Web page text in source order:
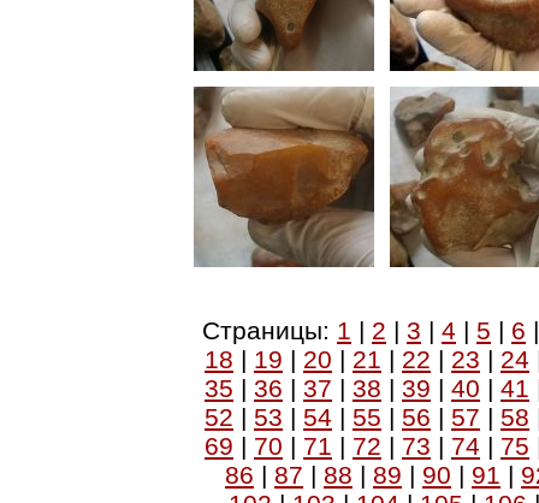
Страницы: 1 | 2 | 3 | 4 | 5 | 6
18 | 19 | 20 | 21 | 22 | 23 | 24
35 | 36 | 37 | 38 | 39 | 40 | 41
52 | 53 | 54 | 55 | 56 | 57 | 58
69 | 70 | 71 | 72 | 73 | 74 | 75
86 | 87 | 88 | 89 | 90 | 91 |